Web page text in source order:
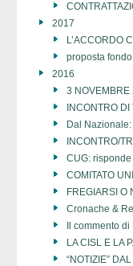
2017
L’ACCORDO
proposta
2016
3 NOVEMBRE
INCONTRO
Dal
INCONTRO/
CUG:
COMITATO
FREGIARSI O
Cronache &
Il commento
LA CISL E LA
“NOTIZIE”